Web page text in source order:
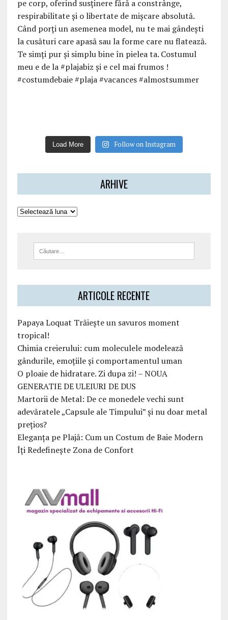
Load More Follow on Instagram
ARHIVE
ARTICOLE RECENTE
Papaya Loquat Trăiește un savuros moment
tropical!
Chimia creierului: cum moleculele modelează
gândurile, emoțiile și comportamentul uman
O ploaie de hidratare. Zi dupa zi! – NOUA
GENERATIE DE ULEIURI DE DUS
Martorii de Metal: De ce monedele vechi sunt
adevăratele „Capsule ale Timpului” și nu doar metal
prețios?
Eleganța pe Plajă: Cum un Costum de Baie Modern
Îți Redefinește Zona de Confort